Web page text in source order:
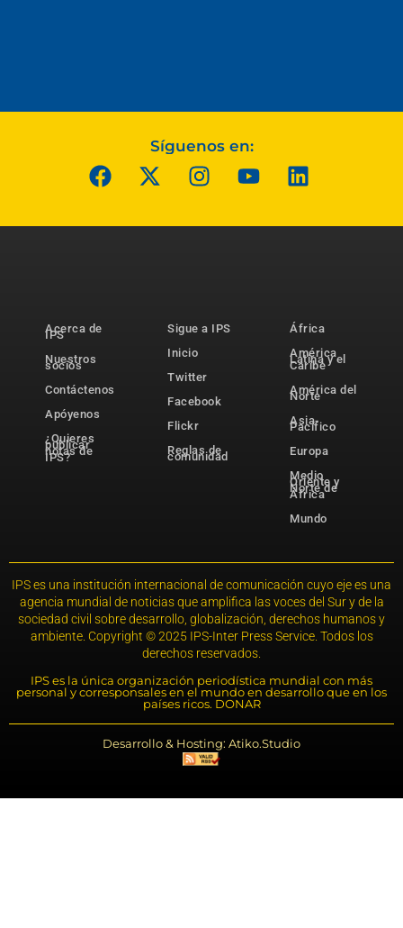
Síguenos en:
Acerca de
IPS
Nuestros
socios
Contáctenos
Apóyenos
¿Quieres
publicar
notas de
IPS?
Sigue a IPS
Inicio
Twitter
Facebook
Flickr
Reglas de
comunidad
África
América
Latina y el
Caribe
América del
Norte
Asia-
Pacífico
Europa
Medio
Oriente y
Norte de
África
Mundo
IPS es una institución internacional de comunicación cuyo eje es una
agencia mundial de noticias que amplifica las voces del Sur y de la
sociedad civil sobre desarrollo, globalización, derechos humanos y
ambiente. Copyright © 2025 IPS-Inter Press Service. Todos los
derechos reservados.
IPS es la única organización periodística mundial con más
personal y corresponsales en el mundo en desarrollo que en los
países ricos. DONAR
Desarrollo & Hosting: Atiko.Studio